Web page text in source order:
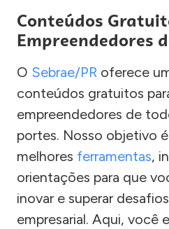
Conteúdos
Empreendedores
O Sebrae/PR oferece
conteúdos gratuitos
empreendedores de
portes. Nosso objetivo
melhores ferramentas,
orientações para que
inovar e superar
empresarial. Aqui, você